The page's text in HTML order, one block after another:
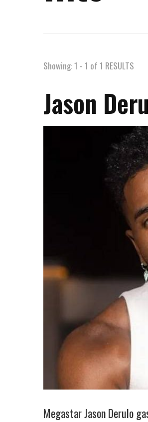
Showing: 1 - 1 of 1 RESULTS
Jason
Megastar Jason Derulo